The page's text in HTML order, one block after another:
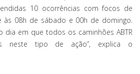
10 ocorrências com focos de
‪às 08h‬ de sábado e ‪00h‬ de domingo.
dia em que todos os caminhões ABTR
neste tipo de ação”, explica o